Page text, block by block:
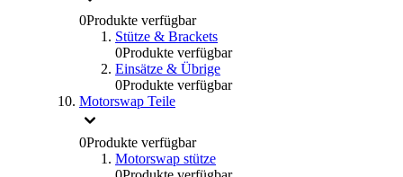
0Produkte verfügbar
Stütze & Brackets
0Produkte verfügbar
Einsätze & Übrige
0Produkte verfügbar
Motorswap Teile
0Produkte verfügbar
Motorswap stütze